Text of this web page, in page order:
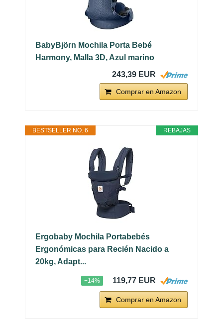
BabyBjörn Mochila Porta Bebé
Harmony, Malla 3D, Azul marino
243,39 EUR
Comprar en Amazon
REBAJAS
BESTSELLER NO. 6
Ergobaby Mochila Portabebés
Ergonómicas para Recién Nacido a
20kg, Adapt...
−14% 119,77 EUR
Comprar en Amazon